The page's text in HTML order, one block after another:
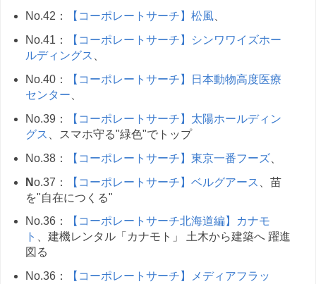
No.42：
【コーポレートサーチ】松風、
No.41：
【コーポレートサーチ】シンワワイズホー
ルディングス
No.40：
【コーポレートサーチ】日本動物高度医療
センター
No.39：
【コーポレートサーチ】太陽ホールディン
グス 、スマホ守る"緑色"でトップ
No.38：
【コーポレートサーチ】東京一番フーズ、
No.37： 【コーポレートサーチ】ベルグアース 、苗
を"自在につくる"
No.36：
【コーポレートサーチ北海道編】カナモ
ト 、建機レンタル「カナモト」 土木から建築へ 躍進
図る
No.36：
【コーポレートサーチ】メディアフラッ